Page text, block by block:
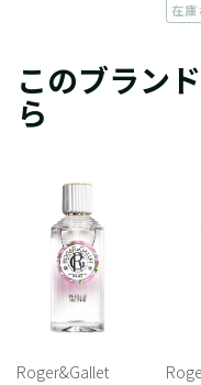
在庫
このブラン
ら
Roger&Gallet